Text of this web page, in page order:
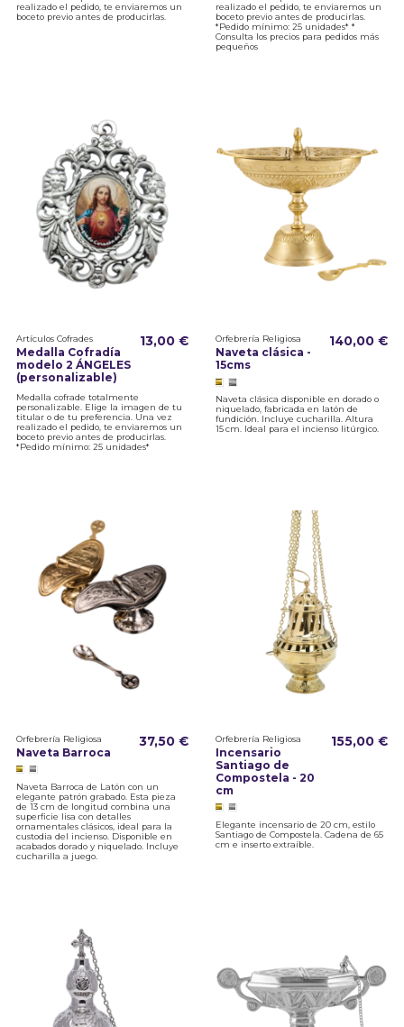
realizado el pedido, te enviaremos un
boceto previo antes de producirlas.
realizado el pedido, te enviaremos un
boceto previo antes de producirlas.
*Pedido mínimo: 25 unidades* *
Consulta los precios para pedidos más
pequeños
Artículos Cofrades
Medalla Cofradía
modelo 2 ÁNGELES
(personalizable)
13,00 €
Medalla cofrade totalmente
personalizable. Elige la imagen de tu
titular o de tu preferencia. Una vez
realizado el pedido, te enviaremos un
boceto previo antes de producirlas.
*Pedido mínimo: 25 unidades*
Orfebrería Religiosa
Naveta clásica -
15cms
140,00 €
Naveta clásica disponible en dorado o
niquelado, fabricada en latón de
fundición. Incluye cucharilla. Altura
15 cm. Ideal para el incienso litúrgico.
Orfebrería Religiosa
Naveta Barroca
37,50 €
Naveta Barroca de Latón con un
elegante patrón grabado. Esta pieza
de 13 cm de longitud combina una
superficie lisa con detalles
ornamentales clásicos, ideal para la
custodia del incienso. Disponible en
acabados dorado y niquelado. Incluye
cucharilla a juego.
Orfebrería Religiosa
Incensario
Santiago de
Compostela - 20
cm
155,00 €
Elegante incensario de 20 cm, estilo
Santiago de Compostela. Cadena de 65
cm e inserto extraíble.